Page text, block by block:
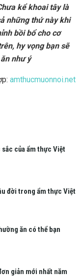
kể khoai tây là
những thứ này khi
bồi bổ cho cơ
hy vọng bạn sẽ
như ý
amthucmuonnoi.net
của ẩm thực Việt
đời trong ẩm thực Việt
ăn có thể bạn
giản mới nhất năm